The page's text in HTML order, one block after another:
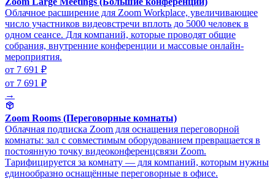
Облачное расширение для Zoom Workplace, увеличивающее
число участников видеовстречи вплоть до 5000 человек в
одном сеансе. Для компаний, которые проводят общие
собрания, внутренние конференции и массовые онлайн-
мероприятия.
от 7 691 ₽
от 7 691 ₽
→
Zoom Rooms (Переговорные комнаты)
Облачная подписка Zoom для оснащения переговорной
комнаты: зал с совместимым оборудованием превращается в
постоянную точку видеоконференцсвязи Zoom.
Тарифицируется за комнату — для компаний, которым нужны
единообразно оснащённые переговорные в офисе.